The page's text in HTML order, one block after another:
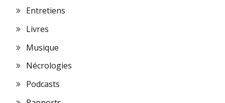
Entretiens
Livres
Musique
Nécrologies
Podcasts